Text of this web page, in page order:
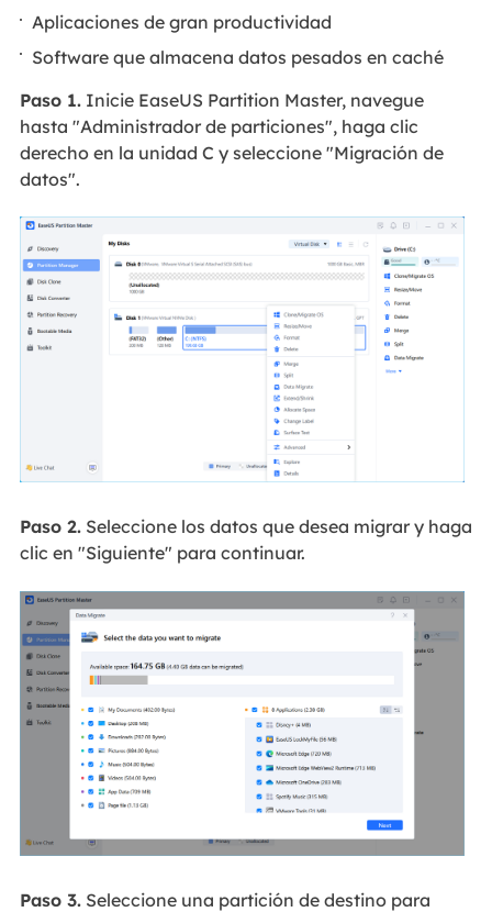
Aplicaciones de gran productividad
Software que almacena datos pesados en caché
Paso 1.Inicie EaseUS Partition Master, navegue
hasta "Administrador de particiones", haga clic
derecho en la unidad C y seleccione "Migración de
datos".
Paso 2.Seleccione los datos que desea migrar y haga
clic en "Siguiente" para continuar.
Paso 3.Seleccione una partición de destino para